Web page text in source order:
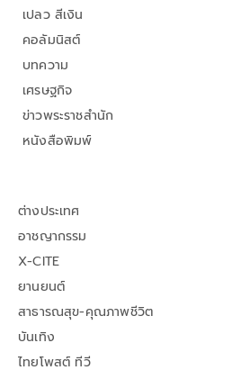
เปลว สีเงิน
คอลัมนิสต์
บทความ
เศรษฐกิจ
ข่าวพระราชสำนัก
หนังสือพิมพ์
ต่างประเทศ
อาชญากรรม
X-CITE
ยานยนต์
สาธารณสุข-คุณภาพชีวิต
บันเทิง
ไทยโพสต์ ทีวี